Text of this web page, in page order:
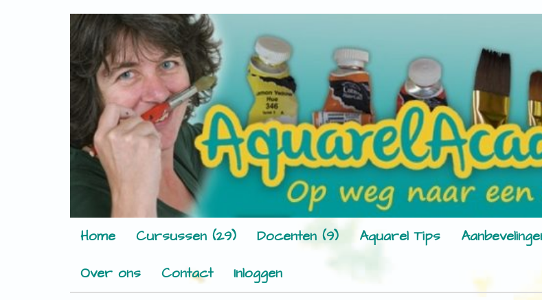
Home Cursussen (29) Docenten (9) Aquarel Tips
Over ons
Contact Inloggen